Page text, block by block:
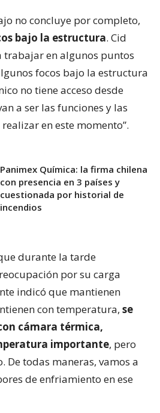
no concluye por completo,
bajo la estructura. Cid
trabajar en algunos puntos
focos bajo la estructura
no tiene acceso desde
a ser las funciones y las
en este momento”.
Panimex Química: la firma chilena
con presencia en 3 países y
cuestionada por historial de
incendios
durante la tarde
por su carga
indicó que mantienen
con temperatura, se
cámara térmica,
importante, pero
De todas maneras, vamos a
de enfriamiento en ese